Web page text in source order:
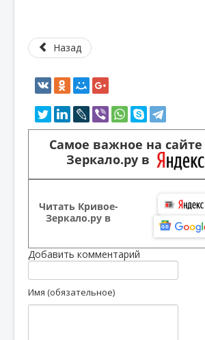
Назад
Самое важное на
Зеркало.ру в
Читать Кривое-
Зеркало.ру в
Добавить комментарий
Имя (обязательное)